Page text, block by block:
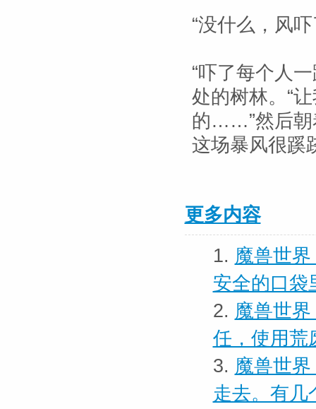
“没什么，风
“吓了每个人
处的树林。“
的……”然后朝
这场暴风很蹊
更多内容
1. 魔兽世
安全的口袋
2. 魔兽世
任，使用荒
3. 魔兽世
走去。有几